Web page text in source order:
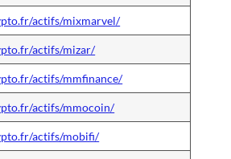
actifs/mixmarvel/
actifs/mizar/
actifs/mmfinance/
actifs/mmocoin/
actifs/mobifi/